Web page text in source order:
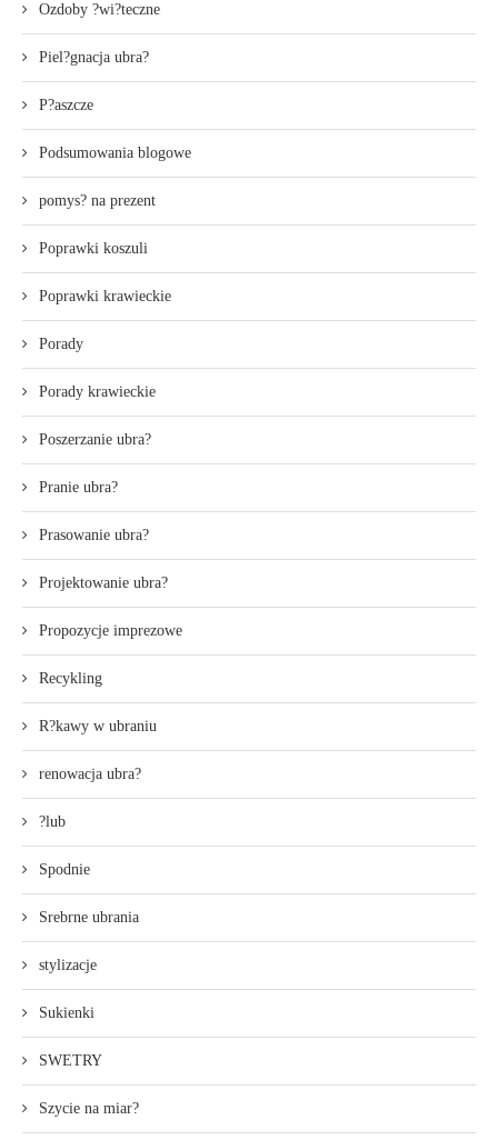
Ozdoby ?wi?teczne
Piel?gnacja ubra?
P?aszcze
Podsumowania blogowe
pomys? na prezent
Poprawki koszuli
Poprawki krawieckie
Porady
Porady krawieckie
Poszerzanie ubra?
Pranie ubra?
Prasowanie ubra?
Projektowanie ubra?
Propozycje imprezowe
Recykling
R?kawy w ubraniu
renowacja ubra?
?lub
Spodnie
Srebrne ubrania
stylizacje
Sukienki
SWETRY
Szycie na miar?